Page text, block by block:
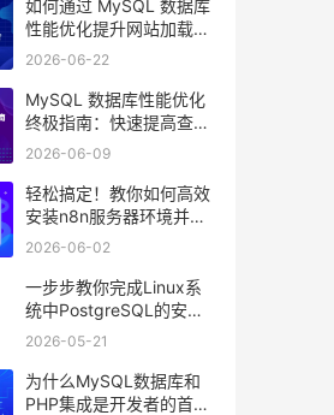
如何通过 MySQL 数据库
性能优化提升网站加载速
度？
2026-06-22
MySQL 数据库性能优化
终极指南：快速提高查询
效率的10个技巧
2026-06-09
轻松搞定！教你如何高效
安装n8n服务器环境并运
行流程
2026-06-02
一步步教你完成Linux系
统中PostgreSQL的安装
与优化
2026-05-21
为什么MySQL数据库和
PHP集成是开发者的首